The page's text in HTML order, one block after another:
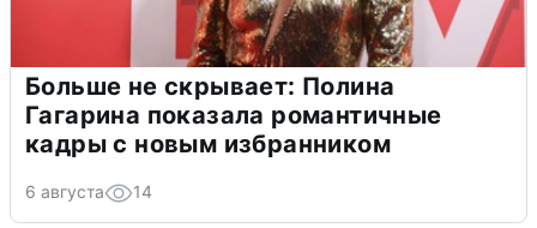
Больше не скрывает: Полина
Гагарина показала романтичные
кадры с новым избранником
6 августа 14